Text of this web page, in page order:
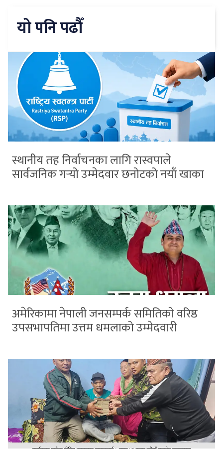
यो पनि पढौँ
स्थानीय तह निर्वाचनका लागि रास्वपाले
सार्वजनिक गर्‍यो उम्मेदवार छनोटको नयाँ खाका
अमेरिकामा नेपाली जनसम्पर्क समितिको वरिष्ठ
उपसभापतिमा उत्तम धमलाको उम्मेदवारी